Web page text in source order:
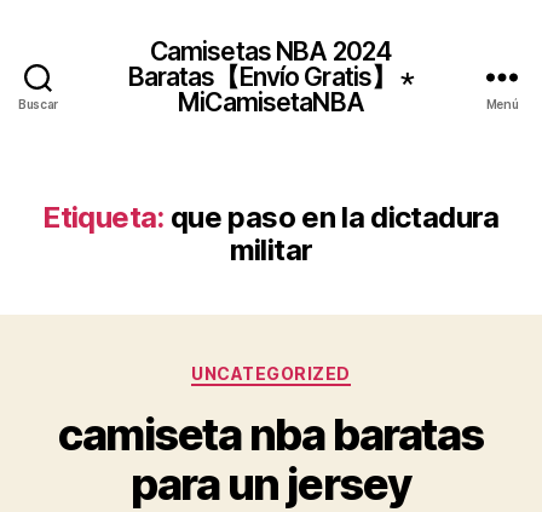
Buscar
Camisetas NBA 2024
Baratas【Envío Gratis】 ⋆
MiCamisetaNBA
Menú
Etiqueta: que paso en la dictadura
militar
Categorías
UNCATEGORIZED
camiseta nba baratas
para un jersey